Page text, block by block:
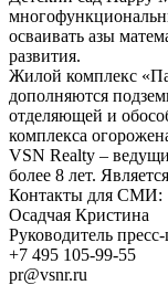
осваивать азы
развития.
Жилой комплекс
дополняются
отделяющей и
комплекса
VSN Realty –
более 8 лет.
Контакты для СМИ:
Осадчая Кристина
Руководитель
+7 495 105-99-55
pr@vsnr.ru